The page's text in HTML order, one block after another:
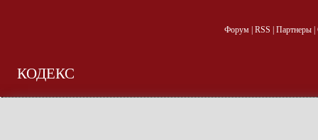
Форум| RSS Партнеры|
КОДЕКС